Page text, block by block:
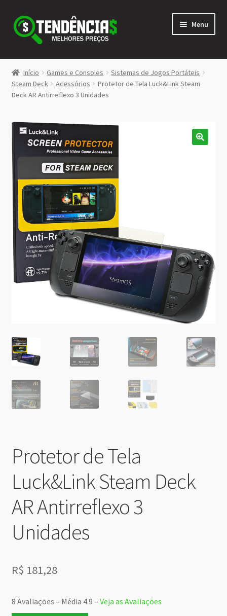
Pular
para
navegação
Pular
para
conteúdo
Menu
LOJA
<>
Início Games e Consoles
Sistemas de Jogos Portáteis
Steam Deck
Acessórios
Protetor de Tela Luck&Link Steam
Deck AR Antirreflexo 3 Unidades
Protetor de Tela
Luck&Link Steam Deck
AR Antirreflexo 3
Unidades
R$ 181,28
8 Avaliações – Média 4.9 – Veja as Avaliações